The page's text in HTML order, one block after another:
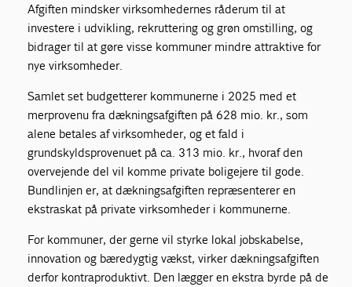
Afgiften mindsker virksomhedernes råderum til at
investere i udvikling, rekruttering og grøn omstilling, og
bidrager til at gøre visse kommuner mindre attraktive for
nye virksomheder.
Samlet set budgetterer kommunerne i 2025 med et
merprovenu fra dækningsafgiften på 628 mio. kr., som
alene betales af virksomheder, og et fald i
grundskyldsprovenuet på ca. 313 mio. kr., hvoraf den
overvejende del vil komme private boligejere til gode.
Bundlinjen er, at dækningsafgiften repræsenterer en
ekstraskat på private virksomheder i kommunerne.
For kommuner, der gerne vil styrke lokal jobskabelse,
innovation og bæredygtig vækst, virker dækningsafgiften
derfor kontraproduktivt. Den lægger en ekstra byrde på de